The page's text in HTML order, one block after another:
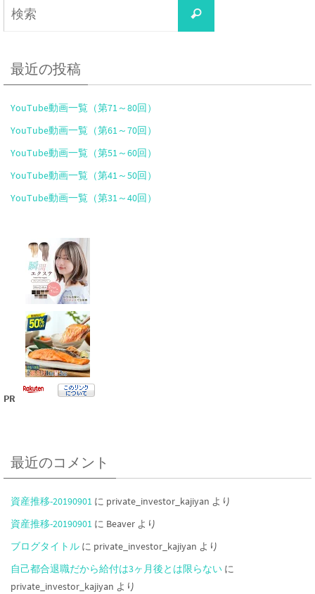
検
索
最近の投稿
YouTube動画一覧（第71～80回）
YouTube動画一覧（第61～70回）
YouTube動画一覧（第51～60回）
YouTube動画一覧（第41～50回）
YouTube動画一覧（第31～40回）
PR
最近のコメント
資産推移-20190901 に private_investor_kajiyan より
資産推移-20190901 に Beaver より
ブログタイトル に private_investor_kajiyan より
自己都合退職だから給付は3ヶ月後とは限らない に
private_investor_kajiyan より